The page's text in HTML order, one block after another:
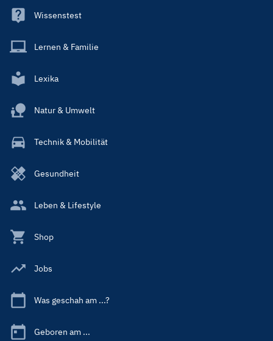
Wissenstest
Lernen & Familie
Lexika
Natur & Umwelt
Technik & Mobilität
Gesundheit
Leben & Lifestyle
Shop
Jobs
Was geschah am ...?
Geboren am ...